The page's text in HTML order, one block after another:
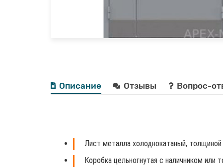
Описание Отзывы Вопрос-
Лист металла холоднокатаный,
Коробка цельногнутая с наличником или